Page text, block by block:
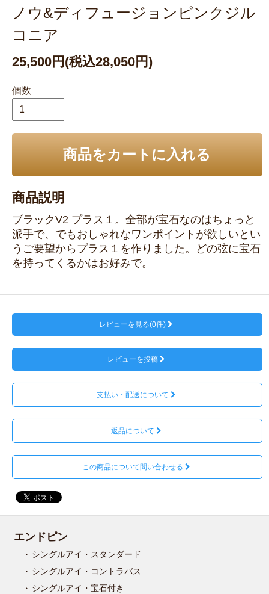
ノウ&ディフュージョンピンクジル
コニア
25,500円(税込28,050円)
個数
商品をカートに入れる
商品説明
ブラックV2 プラス１。全部が宝石なのはちょっと
派手で、でもおしゃれなワンポイントが欲しいとい
うご要望からプラス１を作りました。どの弦に宝石
を持ってくるかはお好みで。
レビューを見る(0件)
レビューを投稿
支払い・配送について
返品について
この商品について問い合わせる
エンドピン
シングルアイ・スタンダード
シングルアイ・コントラバス
シングルアイ・宝石付き